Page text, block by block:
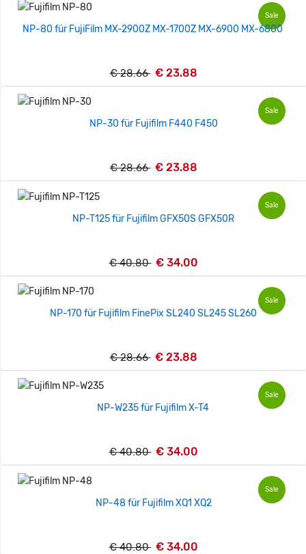
Sale
NP-80 für FujiFilm MX-2900Z MX-1700Z MX-6900 MX-6800
€ 28.66 € 23.88
Sale
NP-30 für Fujifilm F440 F450
€ 28.66 € 23.88
Sale
NP-T125 für Fujifilm GFX50S GFX50R
€ 40.80 € 34.00
Sale
NP-170 für Fujifilm FinePix SL240 SL245 SL260
€ 28.66 € 23.88
Sale
NP-W235 für Fujifilm X-T4
€ 40.80 € 34.00
Sale
NP-48 für Fujifilm XQ1 XQ2
€ 40.80 € 34.00